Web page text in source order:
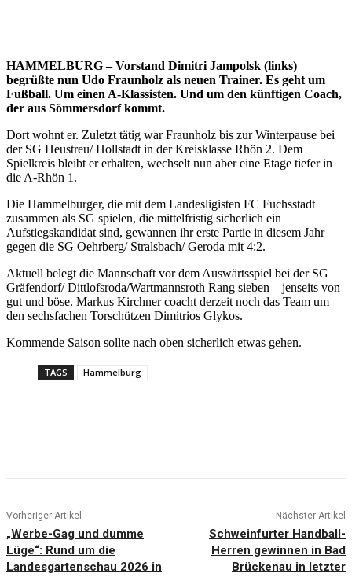
HAMMELBURG – Vorstand Dimitri Jampolsk (links)
begrüßte nun Udo Fraunholz als neuen Trainer. Es geht um
Fußball. Um einen A-Klassisten. Und um den künftigen Coach,
der aus Sömmersdorf kommt.
Dort wohnt er. Zuletzt tätig war Fraunholz bis zur Winterpause bei
der SG Heustreu/ Hollstadt in der Kreisklasse Rhön 2. Dem
Spielkreis bleibt er erhalten, wechselt nun aber eine Etage tiefer in
die A-Rhön 1.
Die Hammelburger, die mit dem Landesligisten FC Fuchsstadt
zusammen als SG spielen, die mittelfristig sicherlich ein
Aufstiegskandidat sind, gewannen ihr erste Partie in diesem Jahr
gegen die SG Oehrberg/ Stralsbach/ Geroda mit 4:2.
Aktuell belegt die Mannschaft vor dem Auswärtsspiel bei der SG
Gräfendorf/ Dittlofsroda/Wartmannsroth Rang sieben – jenseits von
gut und böse. Markus Kirchner coacht derzeit noch das Team um
den sechsfachen Torschützen Dimitrios Glykos.
Kommende Saison sollte nach oben sicherlich etwas gehen.
TAGS Hammelburg
Vorheriger Artikel
„Werbe-Gag und dumme
Lüge“: Rund um die
Landesgartenschau 2026 in
Nächster Artikel
Schweinfurter Handball-
Herren gewinnen in Bad
Brückenau in letzter